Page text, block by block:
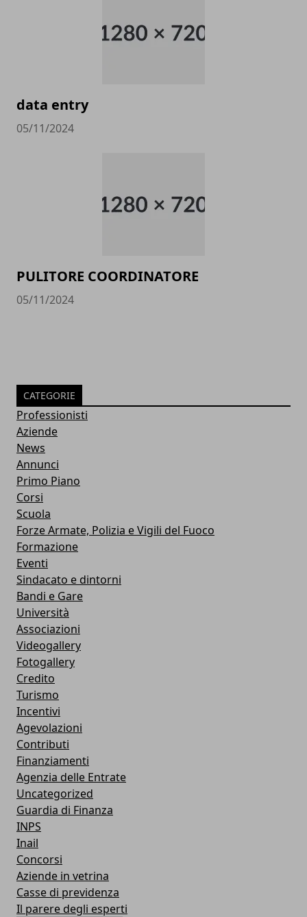
data entry
05/11/2024
PULITORE COORDINATORE
05/11/2024
CATEGORIE
Professionisti
Aziende
News
Annunci
Primo Piano
Corsi
Scuola
Forze Armate, Polizia e Vigili del Fuoco
Formazione
Eventi
Sindacato e dintorni
Bandi e Gare
Università
Associazioni
Videogallery
Fotogallery
Credito
Turismo
Incentivi
Agevolazioni
Contributi
Finanziamenti
Agenzia delle Entrate
Uncategorized
Guardia di Finanza
INPS
Inail
Concorsi
Aziende in vetrina
Casse di previdenza
Il parere degli esperti